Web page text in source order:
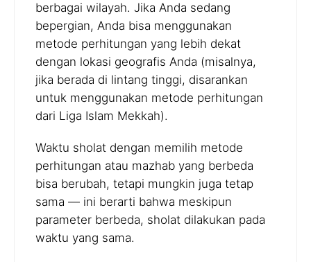
berbagai wilayah. Jika Anda sedang
bepergian, Anda bisa menggunakan
metode perhitungan yang lebih dekat
dengan lokasi geografis Anda (misalnya,
jika berada di lintang tinggi, disarankan
untuk menggunakan metode perhitungan
dari Liga Islam Mekkah).
Waktu sholat dengan memilih metode
perhitungan atau mazhab yang berbeda
bisa berubah, tetapi mungkin juga tetap
sama — ini berarti bahwa meskipun
parameter berbeda, sholat dilakukan pada
waktu yang sama.